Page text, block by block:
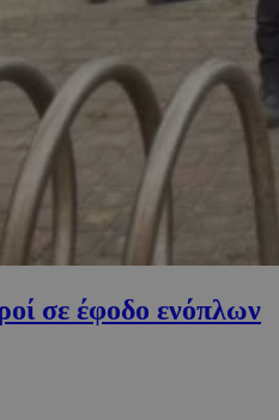
σε έφοδο ενόπλων